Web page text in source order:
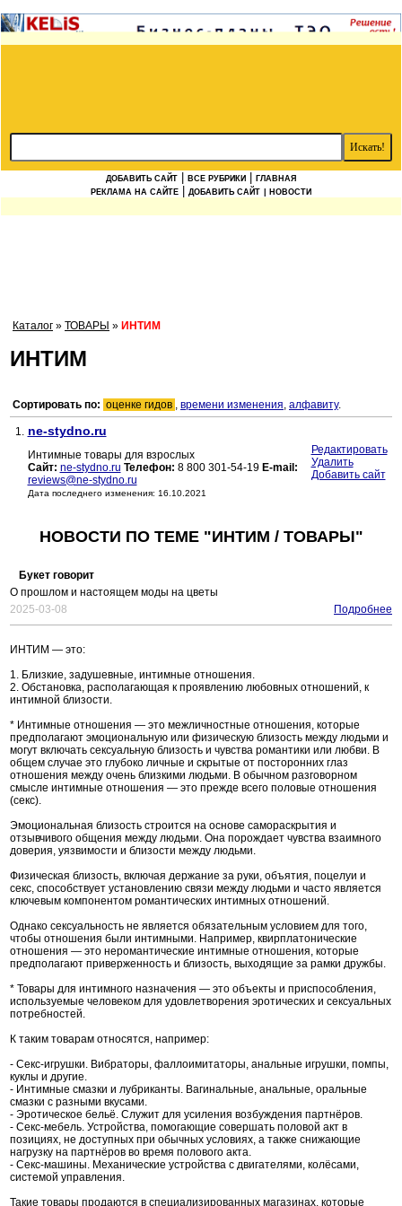
ДОБАВИТЬ САЙТ ВСЕ РУБРИКИ
ГЛАВНАЯ
РЕКЛАМА НА САЙТЕ
ДОБАВИТЬ САЙТ | НОВОСТИ
Каталог » ТОВАРЫ » ИНТИМ
ИНТИМ
Сортировать по: оценке гидов , времени изменения, алфавиту.
1. ne-stydno.ru
Интимные товары для взрослых
Сайт: ne-stydno.ru Телефон: 8 800 301-54-19 E-mail:
reviews@ne-stydno.ru
Дата последнего изменения: 16.10.2021
Редактировать
Удалить
Добавить сайт
НОВОСТИ ПО ТЕМЕ "ИНТИМ / ТОВАРЫ"
Букет говорит
О прошлом и настоящем моды на цветы
2025-03-08
Подробнее
ИНТИМ — это:
1. Близкие, задушевные, интимные отношения.
2. Обстановка, располагающая к проявлению любовных отношений, к
интимной близости.
* Интимные отношения — это межличностные отношения, которые
предполагают эмоциональную или физическую близость между людьми и
могут включать сексуальную близость и чувства романтики или любви. В
общем случае это глубоко личные и скрытые от посторонних глаз
отношения между очень близкими людьми. В обычном разговорном
смысле интимные отношения — это прежде всего половые отношения
(секс).
Эмоциональная близость строится на основе самораскрытия и
отзывчивого общения между людьми. Она порождает чувства взаимного
доверия, уязвимости и близости между людьми.
Физическая близость, включая держание за руки, объятия, поцелуи и
секс, способствует установлению связи между людьми и часто является
ключевым компонентом романтических интимных отношений.
Однако сексуальность не является обязательным условием для того,
чтобы отношения были интимными. Например, квирплатонические
отношения — это неромантические интимные отношения, которые
предполагают приверженность и близость, выходящие за рамки дружбы.
* Товары для интимного назначения — это объекты и приспособления,
используемые человеком для удовлетворения эротических и сексуальных
потребностей.
К таким товарам относятся, например:
- Секс-игрушки. Вибраторы, фаллоимитаторы, анальные игрушки, помпы,
куклы и другие.
- Интимные смазки и лубриканты. Вагинальные, анальные, оральные
смазки с разными вкусами.
- Эротическое бельё. Служит для усиления возбуждения партнёров.
- Секс-мебель. Устройства, помогающие совершать половой акт в
позициях, не доступных при обычных условиях, а также снижающие
нагрузку на партнёров во время полового акта.
- Секс-машины. Механические устройства с двигателями, колёсами,
системой управления.
Такие товары продаются в специализированных магазинах, которые